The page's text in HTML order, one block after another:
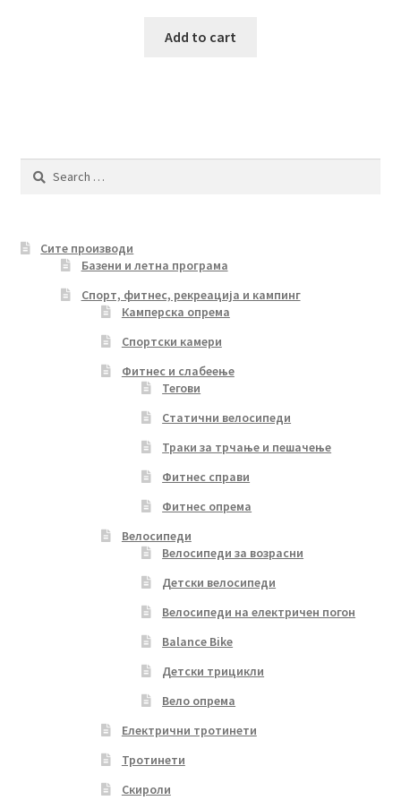
Add to cart
Search
Сите производи
Базени и летна програма
Спорт, фитнес, рекреација и кампинг
Камперска опрема
Спортски камери
Фитнес и слабеење
Тегови
Статични велосипеди
Траки за трчање и пешачење
Фитнес справи
Фитнес опрема
Велосипеди
Велосипеди за возрасни
Детски велосипеди
Велосипеди на електричен погон
Balance Bike
Детски трицикли
Вело опрема
Електрични тротинети
Тротинети
Скироли